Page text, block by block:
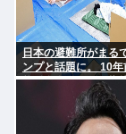
日本の避難所がまる
ンプと話題に。 10
能登自身の頃から指
のになぜ改善されな